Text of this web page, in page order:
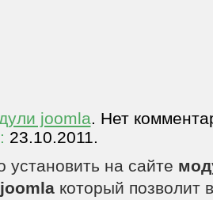
joomla. Нет
23.10.2011.
установить на сайте
который позволит